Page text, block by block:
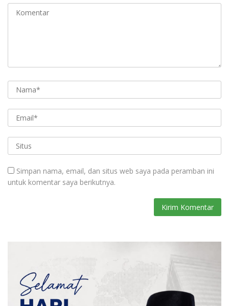
Simpan nama, email, dan situs web saya pada peramban ini
untuk komentar saya berikutnya.